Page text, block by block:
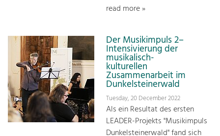
read more »
Der Musikimpuls 2–
Intensivierung der
musikalisch-
kulturellen
Zusammenarbeit im
Dunkelsteinerwald
Tuesday, 20 December 2022
Als ein Resultat des ersten
LEADER-Projekts "Musikimpuls
Dunkelsteinerwald" fand sich